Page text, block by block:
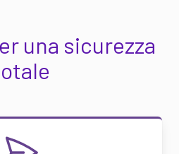
una sicurezza